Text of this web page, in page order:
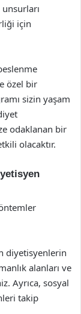
için
özel bir
sizin yaşam
odaklanan bir
olacaktır.
diyetisyenlerin
alanları ve
Ayrıca, sosyal
takip